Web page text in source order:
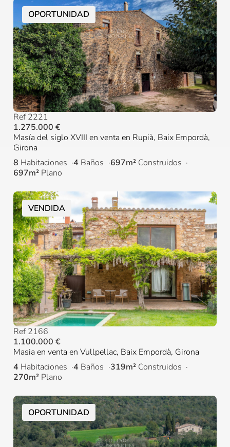
OPORTUNIDAD
Ref 2221
1.275.000 €
Masía del siglo XVIII en venta en Rupià, Baix Empordà,
Girona
8 Habitaciones 4 Baños 697m² Construidos
697m² Plano
VENDIDA
Ref 2166
1.100.000 €
Masia en venta en Vullpellac, Baix Empordà, Girona
4 Habitaciones 4 Baños 319m² Construidos
270m² Plano
OPORTUNIDAD